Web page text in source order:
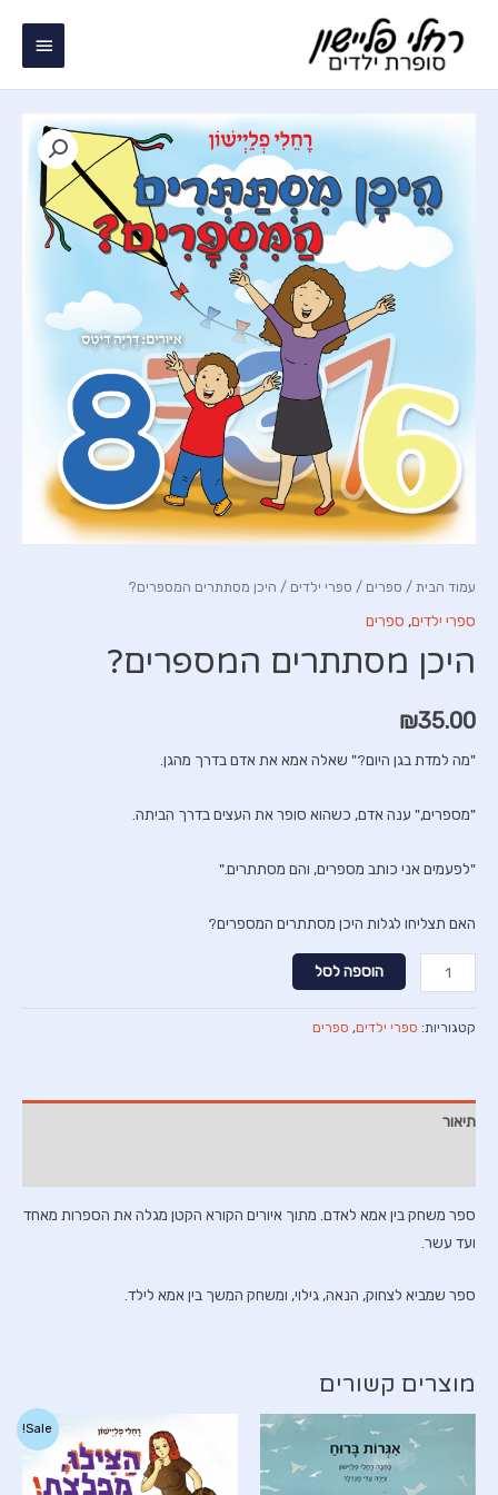
תפריט
עמוד הבית / ספרים / ספרי ילדים / היכן מסתתרים המספרים?
ספרי ילדים, ספרים
היכן מסתתרים המספרים?
₪35.00
"מה למדת בגן היום?" שאלה אמא את אדם בדרך מהגן.
"מספרים," ענה אדם, כשהוא סופר את העצים בדרך הביתה.
"לפעמים אני כותב מספרים, והם מסתתרים."
האם תצליחו לגלות היכן מסתתרים המספרים?
כמות
של
היכן
הוספה לסל
קטגוריות: ספרי ילדים, ספרים
תיאור
ספר משחק בין אמא לאדם. מתוך איורים הקורא הקטן מגלה את הספרות מאחד
ועד עשר.
ספר שמביא לצחוק, הנאה, גילוי, ומשחק המשך בין אמא לילד.
מוצרים קשורים
Sale!